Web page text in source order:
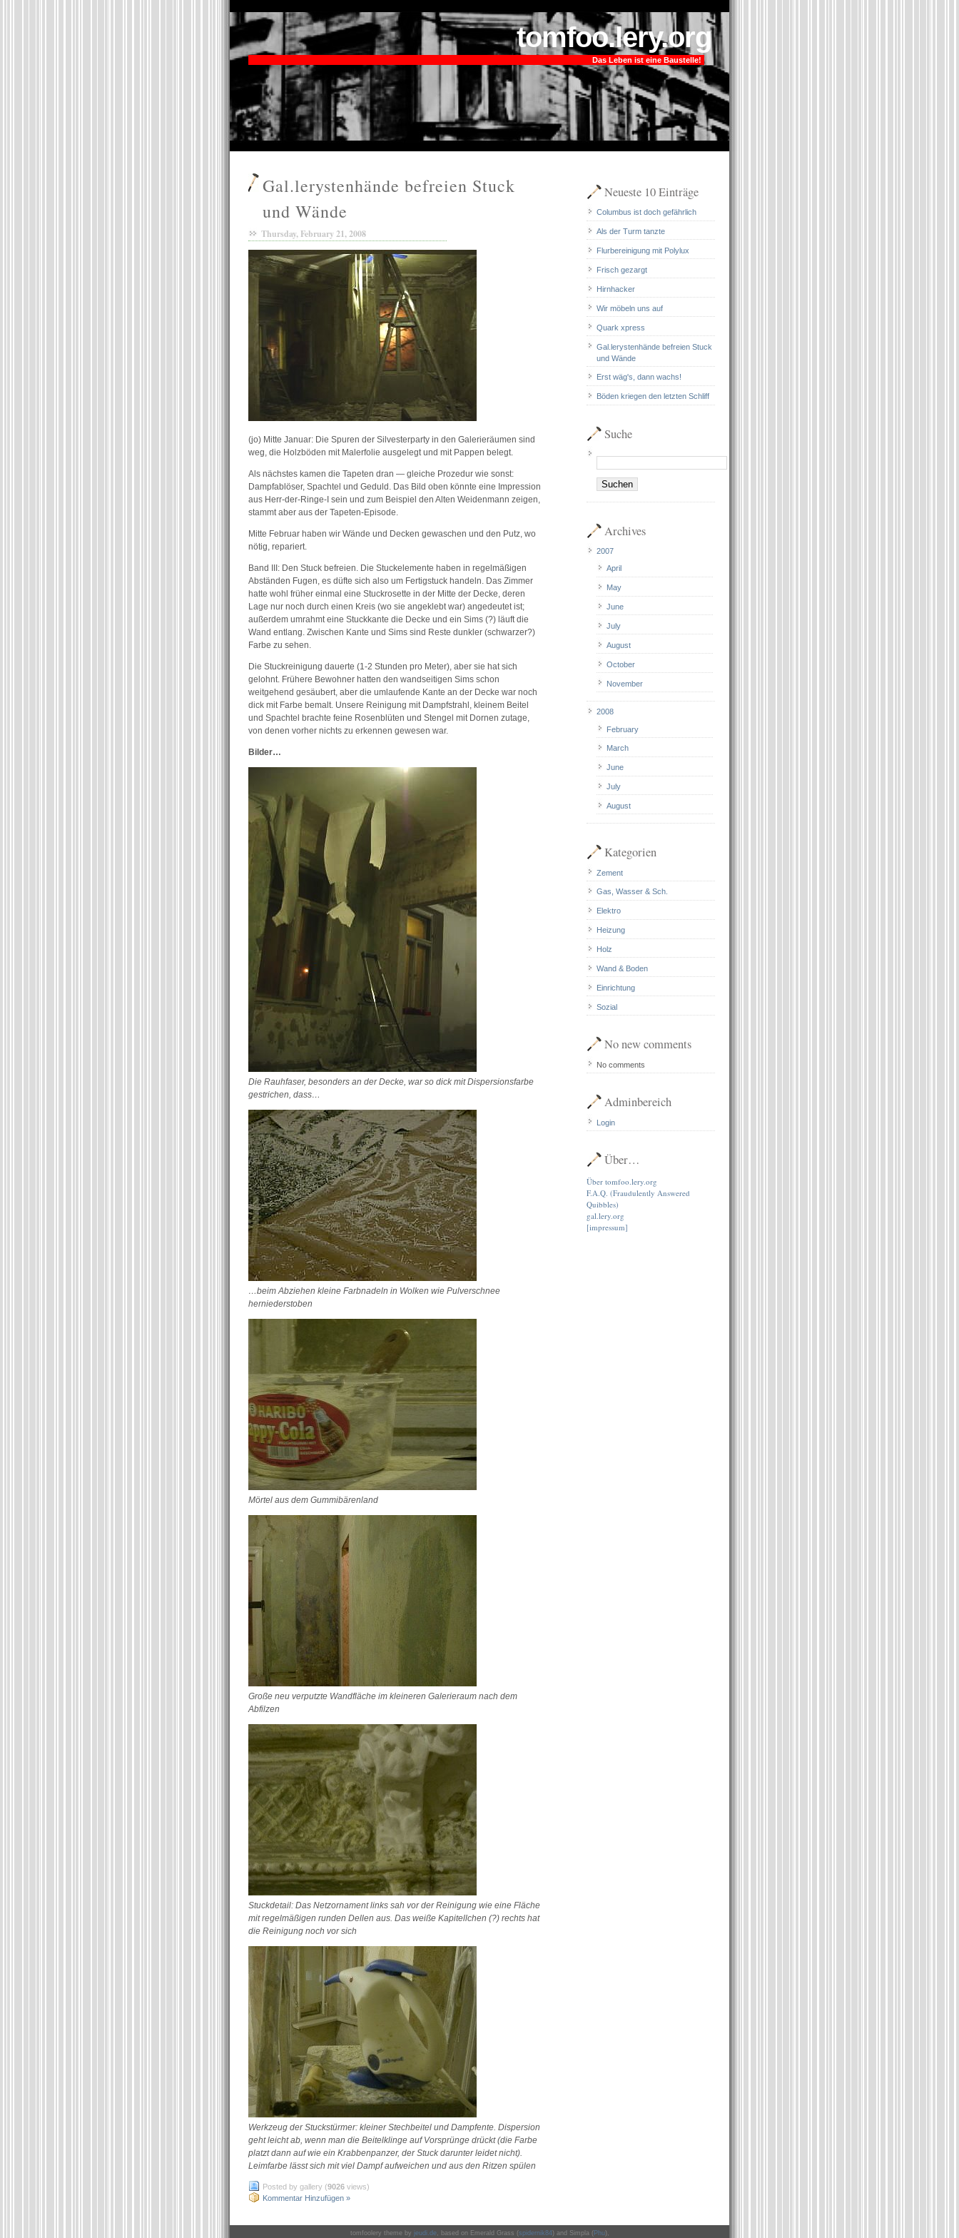
tomfoo.lery.org
Das Leben ist eine Baustelle!
Gal.lerystenhände befreien Stuck
und Wände
Thursday, February 21, 2008
(jo) Mitte Januar: Die Spuren der Silvesterparty in den Galerieräumen sind
weg, die Holzböden mit Malerfolie ausgelegt und mit Pappen belegt.
Als nächstes kamen die Tapeten dran — gleiche Prozedur wie sonst:
Dampfablöser, Spachtel und Geduld. Das Bild oben könnte eine Impression
aus Herr-der-Ringe-I sein und zum Beispiel den Alten Weidenmann zeigen,
stammt aber aus der Tapeten-Episode.
Mitte Februar haben wir Wände und Decken gewaschen und den Putz, wo
nötig, repariert.
Band III: Den Stuck befreien. Die Stuckelemente haben in regelmäßigen
Abständen Fugen, es düfte sich also um Fertigstuck handeln. Das Zimmer
hatte wohl früher einmal eine Stuckrosette in der Mitte der Decke, deren
Lage nur noch durch einen Kreis (wo sie angeklebt war) angedeutet ist;
außerdem umrahmt eine Stuckkante die Decke und ein Sims (?) läuft die
Wand entlang. Zwischen Kante und Sims sind Reste dunkler (schwarzer?)
Farbe zu sehen.
Die Stuckreinigung dauerte (1-2 Stunden pro Meter), aber sie hat sich
gelohnt. Frühere Bewohner hatten den wandseitigen Sims schon
weitgehend gesäubert, aber die umlaufende Kante an der Decke war noch
dick mit Farbe bemalt. Unsere Reinigung mit Dampfstrahl, kleinem Beitel
und Spachtel brachte feine Rosenblüten und Stengel mit Dornen zutage,
von denen vorher nichts zu erkennen gewesen war.
Bilder…
Die Rauhfaser, besonders an der Decke, war so dick mit Dispersionsfarbe
gestrichen, dass…
…beim Abziehen kleine Farbnadeln in Wolken wie Pulverschnee
herniederstoben
Mörtel aus dem Gummibärenland
Große neu verputzte Wandfläche im kleineren Galerieraum nach dem
Abfilzen
Stuckdetail: Das Netzornament links sah vor der Reinigung wie eine Fläche
mit regelmäßigen runden Dellen aus. Das weiße Kapitellchen (?) rechts hat
die Reinigung noch vor sich
Werkzeug der Stuckstürmer: kleiner Stechbeitel und Dampfente. Dispersion
geht leicht ab, wenn man die Beitelklinge auf Vorsprünge drückt (die Farbe
platzt dann auf wie ein Krabbenpanzer, der Stuck darunter leidet nicht).
Leimfarbe lässt sich mit viel Dampf aufweichen und aus den Ritzen spülen
Posted by gallery (9026 views)
Kommentar Hinzufügen »
Neueste 10 Einträge
Columbus ist doch gefährlich
Als der Turm tanzte
Flurbereinigung mit Polylux
Frisch gezargt
Hirnhacker
Wir möbeln uns auf
Quark xpress
Gal.lerystenhände befreien Stuck
und Wände
Erst wäg's, dann wachs!
Böden kriegen den letzten Schliff
Suche
Archives
2007
April
May
June
July
August
October
November
2008
February
March
June
July
August
Kategorien
Zement
Gas, Wasser & Sch.
Elektro
Heizung
Holz
Wand & Boden
Einrichtung
Sozial
No new comments
No comments
Adminbereich
Login
Über…
Über tomfoo.lery.org
F.A.Q. (Fraudulently Answered
Quibbles)
gal.lery.org
[impressum]
tomfoolery theme by jeudi.de, based on Emerald Grass (spidernik84) and Simpla (Phu),